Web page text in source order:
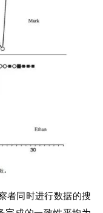
者同时进行数据的搜